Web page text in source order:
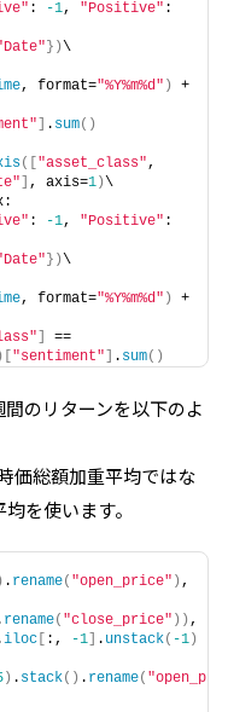
: -1, "Positive"
})\
, format="%Y%m%d" )
+
] . sum()
(["asset_class"
] , axis=1)\
: -1, "Positive"
})\
, format="%Y%m%d" )
+
]
"sentiment"] . sum()
のリターンを以下のよ
価総額加重平均ではな
を使います。
. rename( "open_price" ) ,
rename( "close_price" )) ,
iloc [ :, -1] . unstack( -1)
) . stack() . rename( "open_p